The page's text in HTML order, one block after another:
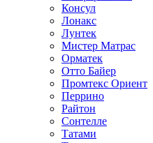
Консул
Лонакс
Лунтек
Мистер Матрас
Орматек
Отто Байер
Промтекс Ориент
Перрино
Райтон
Сонтелле
Татами